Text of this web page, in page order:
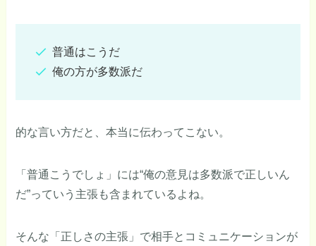
普通はこうだ
俺の方が多数派だ
的な言い方だと、本当に伝わってこない。
「普通こうでしょ」には“俺の意見は多数派で正しいん
だ”っていう主張も含まれているよね。
そんな「正しさの主張」で相手とコミュニケーションが